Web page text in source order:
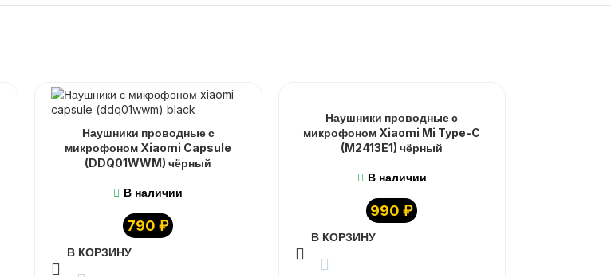
Наушники проводные с
микрофоном Xiaomi Capsule
(DDQ01WWM) чёрный
В наличии
790₽
В КОРЗИНУ
Наушники проводные с
микрофоном Xiaomi Mi Type-C
(M2413E1) чёрный
В наличии
990₽
В КОРЗИНУ